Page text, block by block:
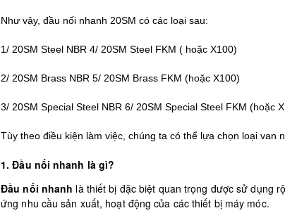
Như vậy, đầu nối nhanh 20SM có các loại sau:
1/ 20SM Steel NBR 4/ 20SM Steel FKM ( hoặc X100)
2/ 20SM Brass NBR 5/ 20SM Brass FKM (hoặc X100)
3/ 20SM Special Steel NBR 6/ 20SM Special Steel FKM (hoặc
Tùy theo điều kiện làm việc, chúng ta có thể lựa chọn loại van
1. Đầu nối nhanh là gì?
Đầu nối nhanh là thiết bị đặc biệt quan trọng được sử dụng
ứng nhu cầu sản xuất, hoạt động của các thiết bị máy móc.